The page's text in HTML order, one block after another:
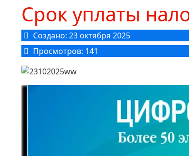
Срок уплаты
Создано: 23 октября 2025
Просмотров: 141